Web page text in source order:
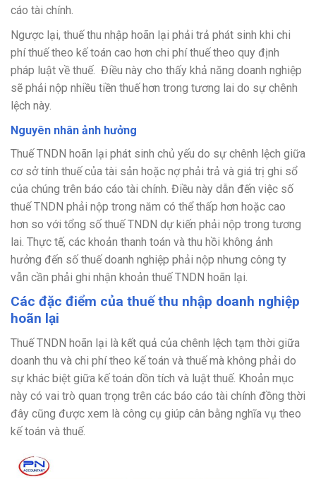
cáo tài chính.
Ngược lại, thuế thu nhập hoãn lại phải trả phát sinh khi chi
phí thuế theo kế toán cao hơn chi phí thuế theo quy định
pháp luật về thuế. Điều này cho thấy khả năng doanh nghiệp
sẽ phải nộp nhiều tiền thuế hơn trong tương lai do sự chênh
lệch này.
Nguyên nhân ảnh hưởng
Thuế TNDN hoãn lại phát sinh chủ yếu do sự chênh lệch giữa
cơ sở tính thuế của tài sản hoặc nợ phải trả và giá trị ghi sổ
của chúng trên báo cáo tài chính. Điều này dẫn đến việc số
thuế TNDN phải nộp trong năm có thể thấp hơn hoặc cao
hơn so với tổng số thuế TNDN dự kiến phải nộp trong tương
lai. Thực tế, các khoản thanh toán và thu hồi không ảnh
hưởng đến số thuế doanh nghiệp phải nộp nhưng công ty
vẫn cần phải ghi nhận khoản thuế TNDN hoãn lại.
Các đặc điểm của thuế thu nhập doanh nghiệp
hoãn lại
Thuế TNDN hoãn lại là kết quả của chênh lệch tạm thời giữa
doanh thu và chi phí theo kế toán và thuế mà không phải do
sự khác biệt giữa kế toán dồn tích và luật thuế. Khoản mục
này có vai trò quan trọng trên các báo cáo tài chính đồng thời
đây cũng được xem là công cụ giúp cân bằng nghĩa vụ theo
kế toán và thuế.